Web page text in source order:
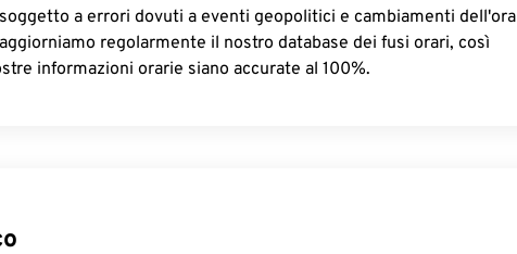
a errori dovuti a eventi geopolitici e cambiamenti dell'ora
regolarmente il nostro database dei fusi orari, così
informazioni orarie siano accurate al 100%.